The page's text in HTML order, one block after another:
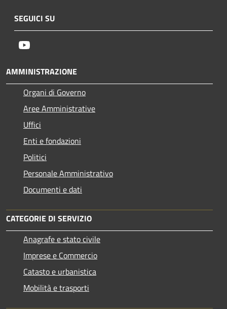
SEGUICI SU
AMMINISTRAZIONE
Organi di Governo
Aree Amministrative
Uffici
Enti e fondazioni
Politici
Personale Amministrativo
Documenti e dati
CATEGORIE DI SERVIZIO
Anagrafe e stato civile
Imprese e Commercio
Catasto e urbanistica
Mobilità e trasporti